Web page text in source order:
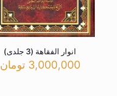
انوار الفقاهة (3 جلدی)
3,000,000 تومان